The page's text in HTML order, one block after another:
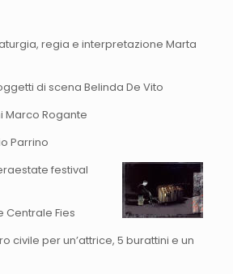
regia e interpretazione Marta
di scena Belinda De Vito
Marco Rogante
Parrino
festival
Centrale Fies
civile per un’attrice, 5 burattini e un